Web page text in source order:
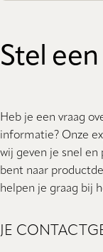
Stel
Heb je een vraag
informatie? Onze
wij geven je snel
bent naar
helpen je graag bij
JE